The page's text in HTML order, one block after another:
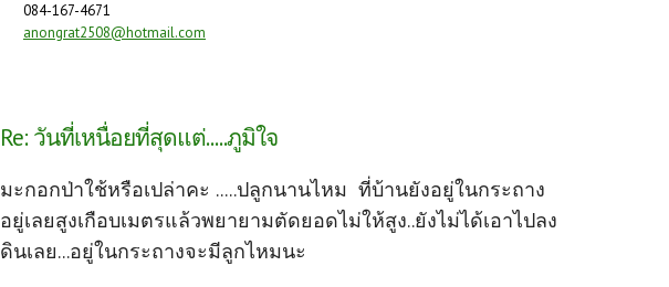
084-167-4671
anongrat2508@hotmail.com
Re: วันที่เหนื่อยที่สุดแต่.....ภูมิใจ
มะกอกป่าใช้หรือเปล่าคะ .....ปลูกนานไหม ที่บ้านยังอยู่ในกระถาง
อยู่เลยสูงเกือบเมตรแล้วพยายามตัดยอดไม่ให้สูง..ยังไม่ได้เอาไปลง
ดินเลย...อยู่ในกระถางจะมีลูกไหมนะ